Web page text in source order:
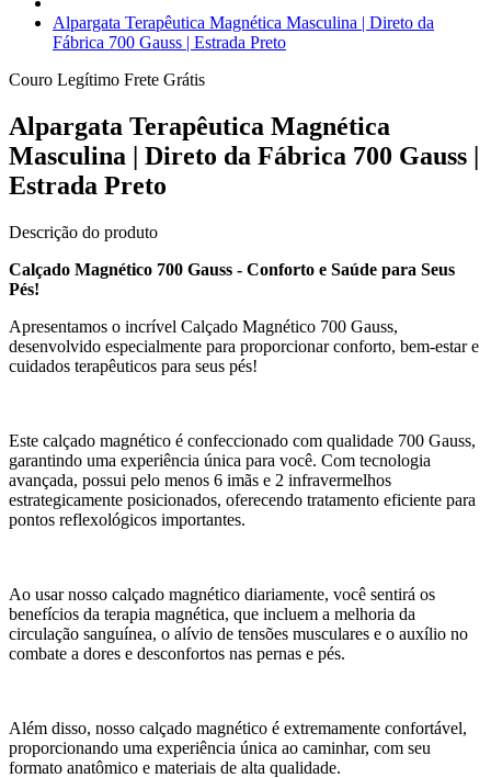
Alpargata Terapêutica Magnética Masculina | Direto da
Fábrica 700 Gauss | Estrada Preto
Couro Legítimo Frete Grátis
Alpargata Terapêutica Magnética
Masculina | Direto da Fábrica 700 Gauss |
Estrada Preto
Descrição do produto
Calçado Magnético 700 Gauss - Conforto e Saúde para Seus
Pés!
Apresentamos o incrível Calçado Magnético 700 Gauss,
desenvolvido especialmente para proporcionar conforto, bem-estar e
cuidados terapêuticos para seus pés!
Este calçado magnético é confeccionado com qualidade 700 Gauss,
garantindo uma experiência única para você. Com tecnologia
avançada, possui pelo menos 6 imãs e 2 infravermelhos
estrategicamente posicionados, oferecendo tratamento eficiente para
pontos reflexológicos importantes.
Ao usar nosso calçado magnético diariamente, você sentirá os
benefícios da terapia magnética, que incluem a melhoria da
circulação sanguínea, o alívio de tensões musculares e o auxílio no
combate a dores e desconfortos nas pernas e pés.
Além disso, nosso calçado magnético é extremamente confortável,
proporcionando uma experiência única ao caminhar, com seu
formato anatômico e materiais de alta qualidade.